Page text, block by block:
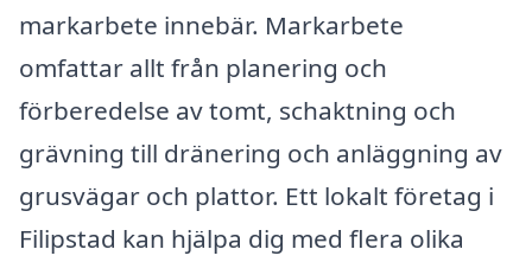
markarbete innebär. Markarbete
omfattar allt från planering och
förberedelse av tomt, schaktning och
grävning till dränering och anläggning av
grusvägar och plattor. Ett lokalt företag i
Filipstad kan hjälpa dig med flera olika